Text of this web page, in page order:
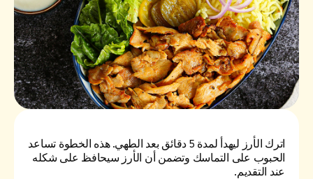
اترك الأرز ليهدأ لمدة 5 دقائق بعد الطهي. هذه الخطوة تساعد
الحبوب على التماسك وتضمن أن الأرز سيحافظ على شكله
عند التقديم.